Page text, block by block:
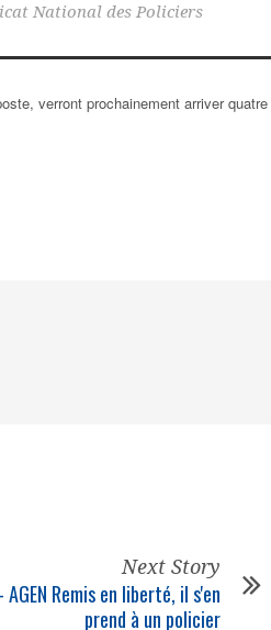
National des Policiers
verront prochainement arriver quatre
Next Story
AGEN Remis en liberté, il s'en
prend à un policier